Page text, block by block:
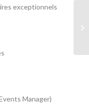
exceptionnels
Manager)